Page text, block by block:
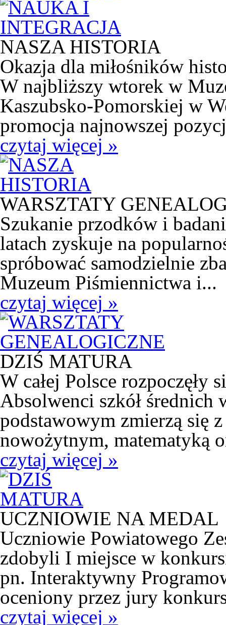
NASZA HISTORIA
Okazja dla miłośników
W najbliższy wtorek w
Kaszubsko-Pomorskiej w
promocja najnowszej
czytaj więcej »
WARSZTATY
Szukanie przodków i
latach zyskuje na
spróbować samodzielnie
Muzeum Piśmiennictwa i...
czytaj więcej »
DZIŚ MATURA
W całej Polsce rozpoczęły
Absolwenci szkół średnich
podstawowym zmierzą się
nowożytnym, matematyką
czytaj więcej »
UCZNIOWIE NA MEDAL
Uczniowie Powiatowego
zdobyli I miejsce w
pn. Interaktywny
oceniony przez jury
czytaj więcej »